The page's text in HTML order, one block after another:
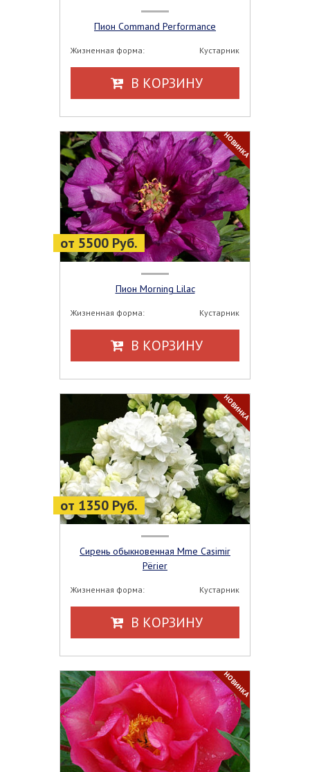
Пион Command Performance
Жизненная форма: Кустарник
В КОРЗИНУ
от 5500 Руб.
НОВИНКА
Пион Morning Lilac
Жизненная форма: Кустарник
В КОРЗИНУ
от 1350 Руб.
НОВИНКА
Сирень обыкновенная Mme Casimir
Рёrier
Жизненная форма: Кустарник
В КОРЗИНУ
НОВИНКА